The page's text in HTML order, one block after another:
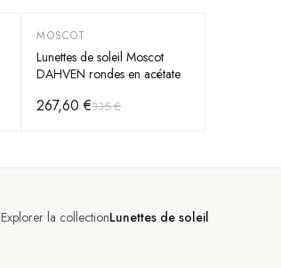
-20%
MOSCOT
Lunettes de soleil Moscot
DAHVEN rondes en acétate
267,60 €335 €
Explorer la collectionLunettes de soleil